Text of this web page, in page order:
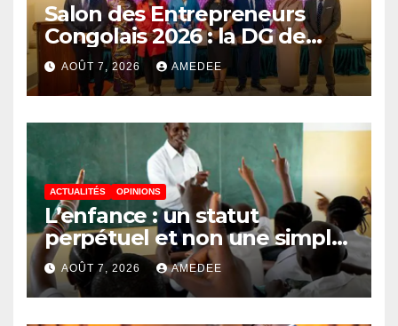
Salon des Entrepreneurs
Congolais 2026 : la DG de
l’ANAPI Rachel PUNGU
mobilise les investisseurs
autour de l’ambition d’une
RDC, destination phare de
l’investissement en Afrique
AOÛT 7, 2026 AMEDEE
ACTUALITÉS OPINIONS
L’enfance : un statut
perpétuel et non une simple
étape de la vie
AOÛT 7, 2026 AMEDEE